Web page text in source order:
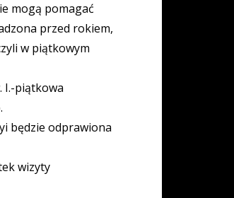
mogą pomagać
przed rokiem,
w piątkowym
I.-piątkowa
będzie odprawiona
wizyty